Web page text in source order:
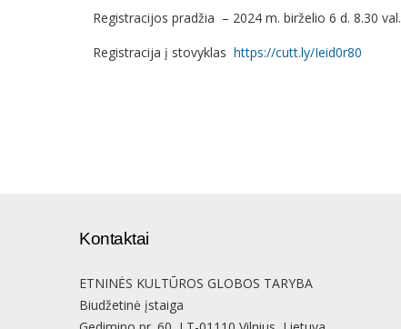
Registracijos pradžia – 2024 m. birželio 6 d. 8.30 val.
Registracija į stovyklas https://cutt.ly/Ieid0r80
Kontaktai
ETNINĖS KULTŪROS GLOBOS TARYBA
Biudžetinė įstaiga